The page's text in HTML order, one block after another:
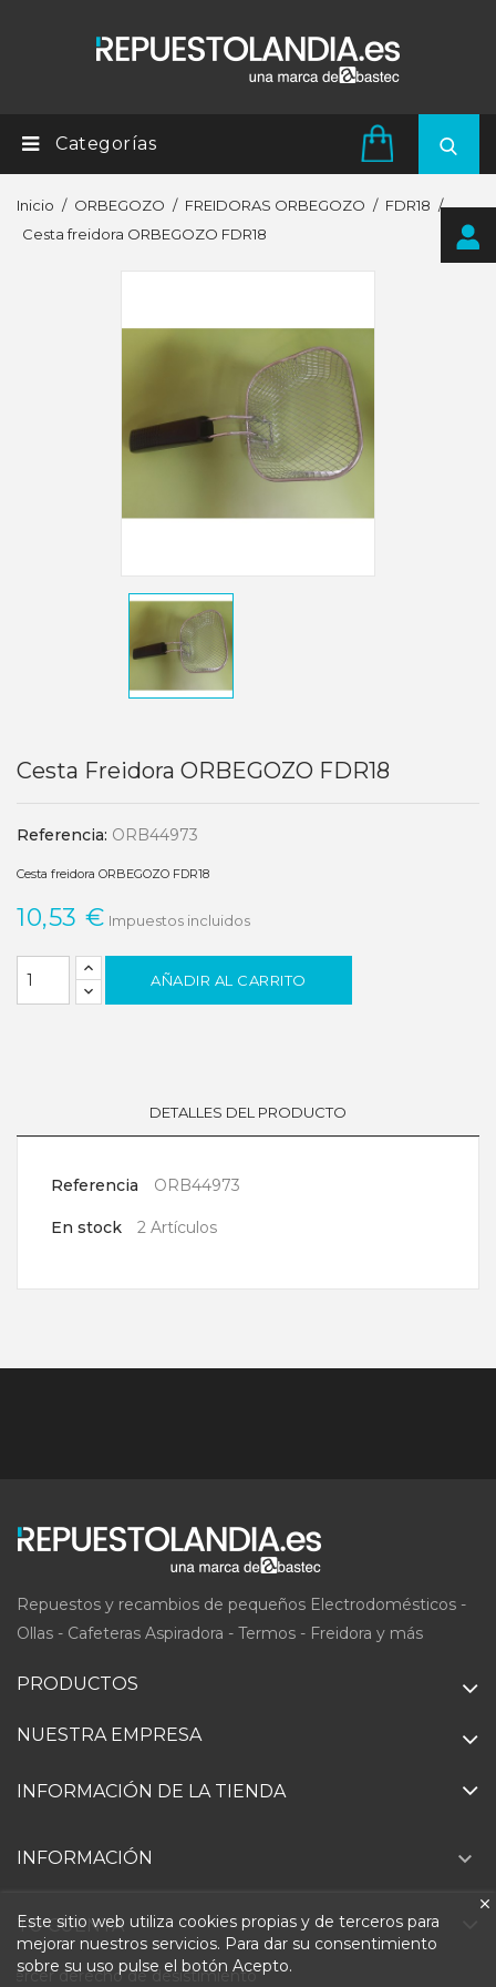
Categorías
Inicio ORBEGOZO FREIDORAS ORBEGOZO
FDR18
Cesta freidora ORBEGOZO FDR18
Cesta Freidora ORBEGOZO FDR18
Referencia: ORB44973
Cesta freidora ORBEGOZO FDR18
10,53 € Impuestos incluidos
AÑADIR AL CARRITO
DETALLES DEL PRODUCTO
Referencia ORB44973
En stock 2 Artículos
Repuestos y recambios de pequeños Electrodomésticos -
Ollas - Cafeteras Aspiradora - Termos - Freidora y más
PRODUCTOS
NUESTRA EMPRESA
INFORMACIÓN DE LA TIENDA
Este sitio web utiliza cookies propias y de terceros para
mejorar nuestros servicios. Para dar su consentimiento
sobre su uso pulse el botón Acepto.
INFORMACIÓN 
TU CUENTA
Ejercer derecho de desistimiento